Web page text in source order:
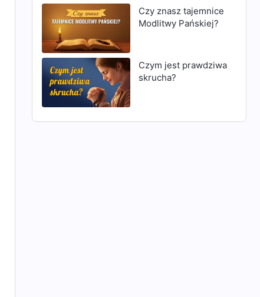
Czy znasz tajemnice
Modlitwy Pańskiej?
Czym jest prawdziwa
skrucha?